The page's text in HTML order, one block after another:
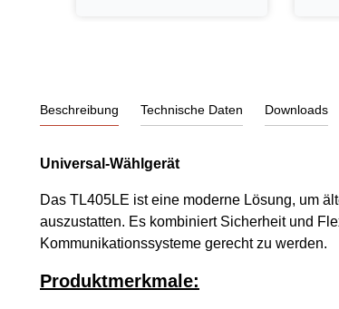
Beschreibung Technische Daten Downloads
Universal-Wählgerät
Das TL405LE ist eine moderne Lösung, um
auszustatten. Es kombiniert Sicherheit und
Kommunikationssysteme gerecht zu werden.
Produktmerkmale: